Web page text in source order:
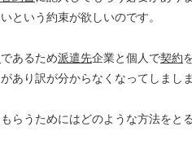
という約束が欲しいのです。
であるため派遣先企業と個人で契約
あり訳が分からなくなってしましま
らうためにはどのような方法をと